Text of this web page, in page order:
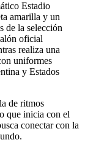
Estadio
amarilla y un
de la selección
oficial
realiza una
uniformes
y Estados
de ritmos
que inicia con el
conectar con la